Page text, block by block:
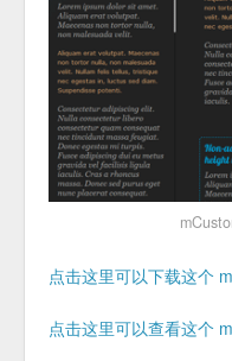
点击这里可以下载这个
点击这里可以查看这个